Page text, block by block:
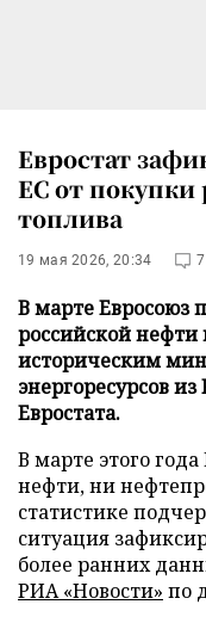
Евростат
ЕС от
топлива
19 мая 2026, 20:34 7
В марте Евросоюз
российской нефти
историческим
энергоресурсов
Евростата.
В марте этого
нефти, ни
статистике
ситуация
более ранних
РИА «Новости» по